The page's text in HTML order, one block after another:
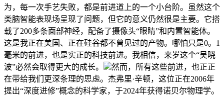
为，每一次手艺失败，都是前进道上的一个小台阶。虽然这个
类脑智能表现场呈现了问题，但它的意义仍然很是主要。它搭
载了200多条面部神经，配备了摄像头“眼睛”和内置智能体。
这是我正在美国、正在硅谷都不曾见过的产物。哪怕只是0。1
毫米的前进，也是实正的科技前进。我相信，来岁这个“吴晓
波”必然会取得更大的成长。
然而，所有这些前进，也正正
在带给我们更深条理的思虑。杰弗里·辛顿，这位正在2006年
提出“深度进修”概念的科学家，于2024年获得诺贝尔物理学。